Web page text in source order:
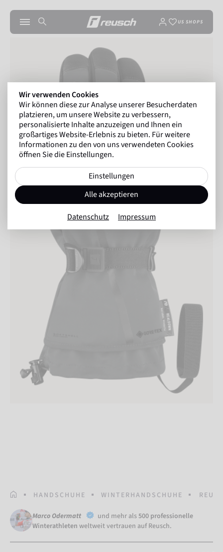
US SHOPS
STARTSEITEHANDSCHUHE WINTERHANDSCHUHE
Marco Odermatt und mehr als500 professionelle
Winterathleten weltweit vertrauen auf Reusch.
Wir verwenden Cookies
Wir können diese zur Analyse unserer Besucherdaten
platzieren, um unsere Website zu verbessern,
personalisierte Inhalte anzuzeigen und Ihnen ein
großartiges Website-Erlebnis zu bieten. Für weitere
Informationen zu den von uns verwendeten Cookies
öffnen Sie die Einstellungen.
Einstellungen
Alle akzeptieren
Datenschutz Impressum